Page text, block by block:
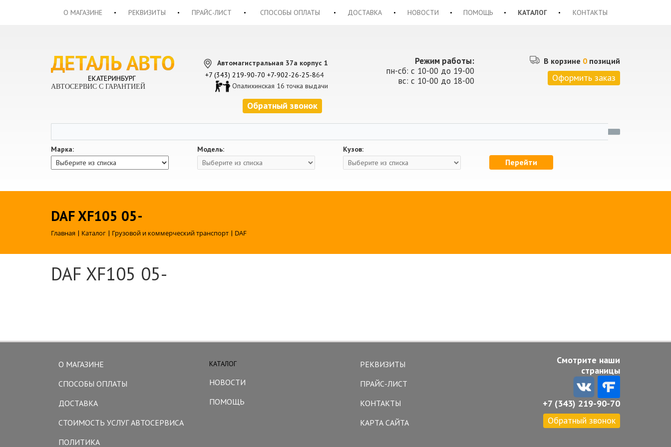
О МАГАЗИНЕ РЕКВИЗИТЫ ПРАЙС-ЛИСТ СПОСОБЫ ОПЛАТЫ ДОСТАВКА НОВОСТИ ПОМОЩЬ КАТАЛОГ КОНТАКТЫ
АВТОСЕРВИС С ГАРАНТИЕЙ
Автомагистральная 37а корпус 1
+7 (343) 219-90-70 +7-902-26-25-864
Опалихинская 16 точка выдачи
Обратный звонок
Режим работы:
пн-сб: с 10-00 до 19-00
вс: с 10-00 до 18-00
В корзине 0 позиций
Оформить заказ
Марка: Модель: Кузов:
Перейти
DAF XF105 05-
Главная | Каталог | Грузовой и коммерческий транспорт | DAF
DAF XF105 05-
О МАГАЗИНЕ
СПОСОБЫ ОПЛАТЫ
ДОСТАВКА
СТОИМОСТЬ УСЛУГ АВТОСЕРВИСА
КАТАЛОГ
НОВОСТИ
ПОМОЩЬ
РЕКВИЗИТЫ
ПРАЙС-ЛИСТ
КОНТАКТЫ
КАРТА САЙТА
ПОЛИТИКА
Смотрите наши
страницы
+7 (343) 219-90-70
Обратный звонок